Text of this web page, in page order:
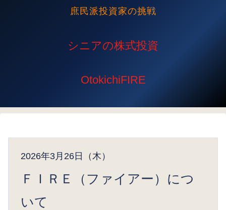
庶民派投資家の挑戦
2026年3月26日（木）
ＦＩＲＥ（ファイアー）につ
いて